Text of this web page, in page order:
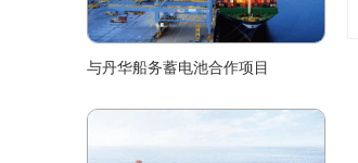
与丹华船务蓄电池合作项目